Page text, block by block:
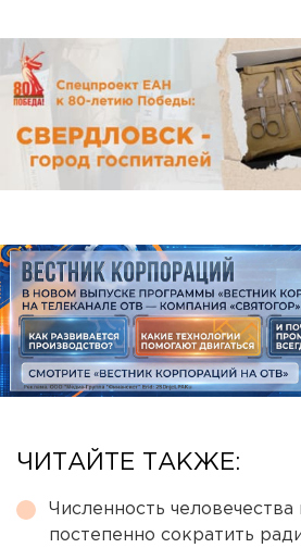
ЧИТАЙТЕ ТАКЖЕ:
Численность
постепенно сократить